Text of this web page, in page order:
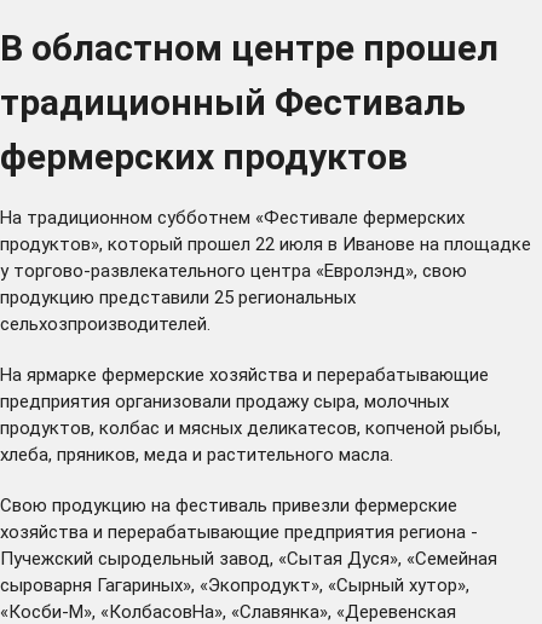
В областном центре прошел
традиционный Фестиваль
фермерских продуктов
На традиционном субботнем «Фестивале фермерских
продуктов», который прошел 22 июля в Иванове на площадке
у торгово-развлекательного центра «Евролэнд», свою
продукцию представили 25 региональных
сельхозпроизводителей.
На ярмарке фермерские хозяйства и перерабатывающие
предприятия организовали продажу сыра, молочных
продуктов, колбас и мясных деликатесов, копченой рыбы,
хлеба, пряников, меда и растительного масла.
Свою продукцию на фестиваль привезли фермерские
хозяйства и перерабатывающие предприятия региона -
Пучежский сыродельный завод, «Сытая Дуся», «Семейная
сыроварня Гагариных», «Экопродукт», «Сырный хутор»,
«Косби-М», «КолбасовНа», «Славянка», «Деревенская